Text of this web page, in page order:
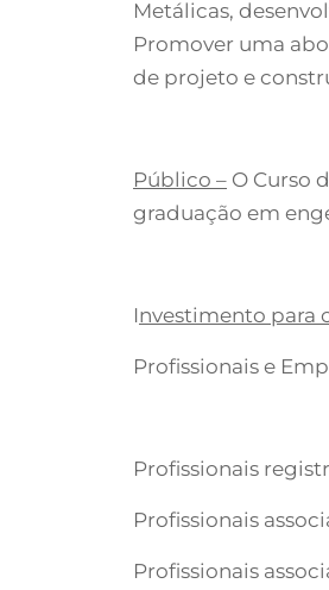
Metálicas,
Promover uma
de projeto e
Público – O Curso
graduação em
Investimento para
Profissionais e
Profissionais
Profissionais
Profissionais